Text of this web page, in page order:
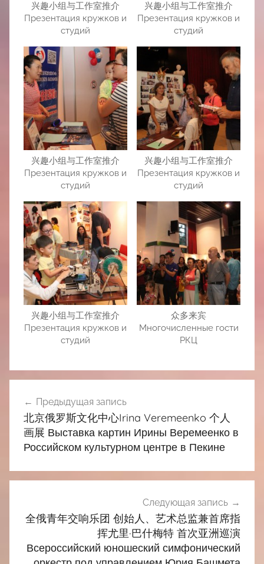
兴趣小组与工作室推介
Презентация кружков и
студий
兴趣小组与工作室推介
Презентация кружков и
студий
兴趣小组与工作室推介
Презентация кружков и
студий
兴趣小组与工作室推介
Презентация кружков и
студий
兴趣小组与工作室推介
Презентация кружков и
студий
众多来宾
Многочисленные гости
РКЦ
по
записям
Предыдущая запись
北京俄罗斯文化中心Irina Veremeenko 个人
画展 Выставка картин Ирины Веремеенко в
Российском культурном центре в Пекине
Следующая запись
全俄青年交响乐团 创始人、艺术总监兼首席指
挥尤里·巴什梅特 首次亚洲巡演
Всероссийский юношеский симфонический